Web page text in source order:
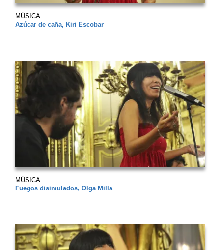
MÚSICA
Azúcar de caña, Kiri Escobar
MÚSICA
Fuegos disimulados, Olga Milla